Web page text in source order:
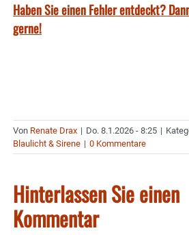
Haben Sie einen Fehler entdeckt?
gerne!
Von Renate Drax | Do. 8.1.2026 - 8:25 |
Blaulicht & Sirene | 0 Kommentare
Hinterlassen Sie einen
Kommentar